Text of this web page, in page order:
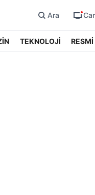
Ara
TEKNOLOJİ